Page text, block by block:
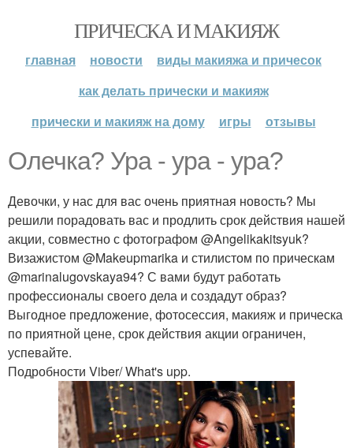
ПРИЧЕСКА И МАКИЯЖ
главная новости
виды макияжа и причесок
как делать прически и макияж
прически и макияж на дому
игры отзывы
Олечка? Ура - ура - ура?
Девочки, у нас для вас очень приятная новость? Мы
решили порадовать вас и продлить срок действия нашей
акции, совместно с фотографом @Angelikakitsyuk?
Визажистом @Makeupmarika и стилистом по прическам
@marinalugovskaya94? С вами будут работать
профессионалы своего дела и создадут образ?
Выгодное предложение, фотосессия, макияж и прическа
по приятной цене, срок действия акции ограничен,
успевайте.
Подробности Viber/ What's upp.